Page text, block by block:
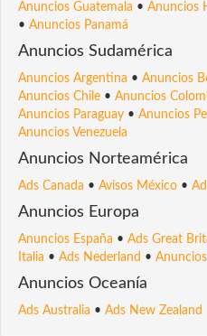
Anuncios Guatemala • Anuncios
• Anuncios Panamá
Anuncios Sudamérica
Anuncios Argentina • Anuncios
Anuncios Chile • Anuncios
Anuncios Paraguay • Anuncios
Anuncios Venezuela
Anuncios Norteamérica
Ads Canada • Avisos México •
Anuncios Europa
Anuncios España • Ads Great
Italia • Ads Nederland •
Anuncios Oceanía
Ads Australia • Ads New Zealand